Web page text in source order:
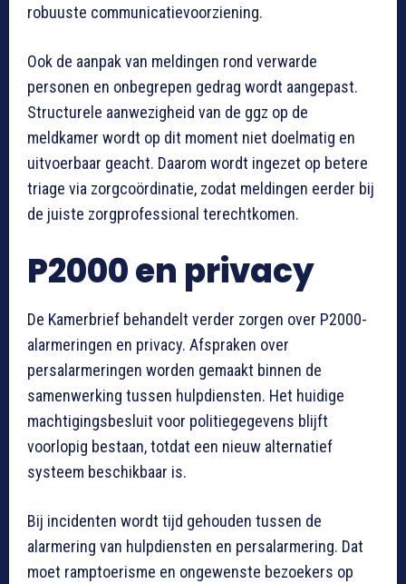
robuuste communicatievoorziening.
Ook de aanpak van meldingen rond verwarde
personen en onbegrepen gedrag wordt aangepast.
Structurele aanwezigheid van de ggz op de
meldkamer wordt op dit moment niet doelmatig en
uitvoerbaar geacht. Daarom wordt ingezet op betere
triage via zorgcoördinatie, zodat meldingen eerder bij
de juiste zorgprofessional terechtkomen.
P2000 en privacy
De Kamerbrief behandelt verder zorgen over P2000-
alarmeringen en privacy. Afspraken over
persalarmeringen worden gemaakt binnen de
samenwerking tussen hulpdiensten. Het huidige
machtigingsbesluit voor politiegegevens blijft
voorlopig bestaan, totdat een nieuw alternatief
systeem beschikbaar is.
Bij incidenten wordt tijd gehouden tussen de
alarmering van hulpdiensten en persalarmering. Dat
moet ramptoerisme en ongewenste bezoekers op